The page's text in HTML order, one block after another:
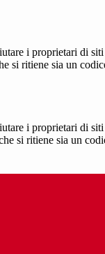
i proprietari di
si ritiene sia un
i proprietari di
si ritiene sia un